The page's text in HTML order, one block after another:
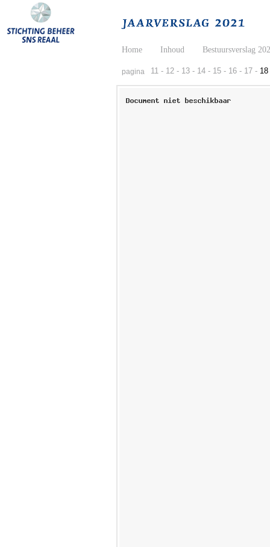
pagina 11 - 12 - 13 - 14 - 15 - 16 - 17 - 18
Home Inhoud Bestuursverslag